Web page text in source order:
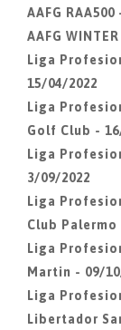
AAFG
AAFG
Liga
15/04/2022
Liga
Golf Club -
Liga
3/09/2022
Liga
Club Palermo
Liga
Martin - 09/
Liga
Libertador